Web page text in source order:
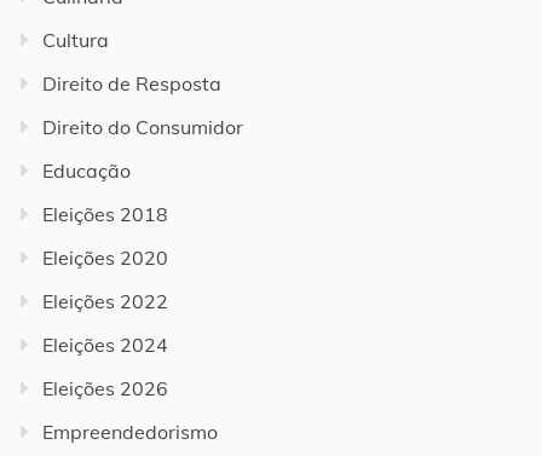
Cultura
Direito de Resposta
Direito do Consumidor
Educação
Eleições 2018
Eleições 2020
Eleições 2022
Eleições 2024
Eleições 2026
Empreendedorismo